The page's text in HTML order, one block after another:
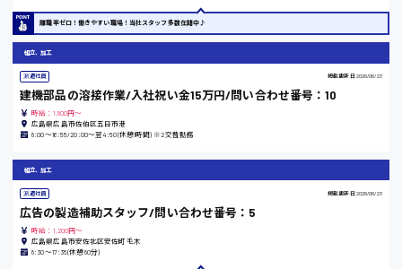
東京都
島根県
愛知県
時給1200円〜
時給1100円〜
離職率ゼロ！働きやすい職場！当社スタッフ多数在籍中♪
組立、加工
派遣社員 掲載更新日 2026/06/23
建機部品の溶接作業/入社祝い金15万円/問い合わせ番号：10
時給：1,800円～
広島県広島市佐伯区五日市港
8:00〜16:55/20:00〜翌4:50(休憩1時間) ※2交替勤務
組立、加工
派遣社員 掲載更新日 2026/06/23
広告の製造補助スタッフ/問い合わせ番号：5
時給：1,200円～
広島県広島市安佐北区安佐町毛木
8:30〜17:35(休憩80分)